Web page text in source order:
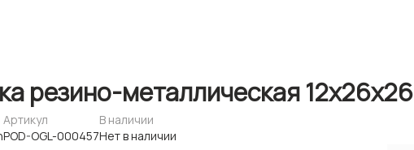
резино-металлическая 12x26x26
Артикул
POD-OGL-000457
В наличии
Нет в наличии